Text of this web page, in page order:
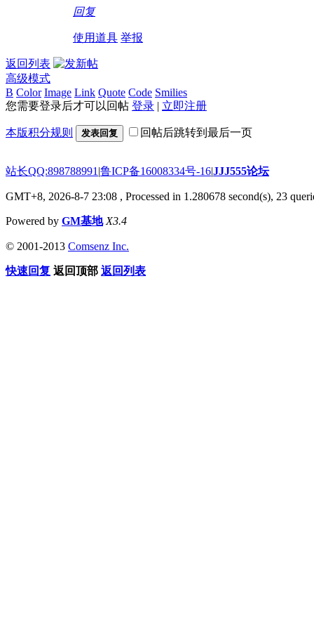
回复
使用道具 举报
返回列表
高级模式
B Color Image Link Quote Code Smilies
您需要登录后才可以回帖 登录 | 立即注册
本版积分规则 发表回复 回帖后跳转到最后一页
站长QQ:898788991 |鲁ICP备16008334号-16|JJJ555论坛
GMT+8, 2026-8-7 23:08 , Processed in 1.280678 second(s), 23
Powered by GM基地 X3.4
© 2001-2013 Comsenz Inc.
快速回复 返回顶部 返回列表